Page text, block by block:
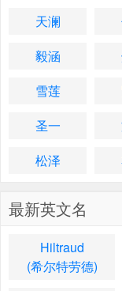
天澜
毅涵
雪莲
圣一
松泽
最新英文名
Hiltraud
(希尔特劳德)